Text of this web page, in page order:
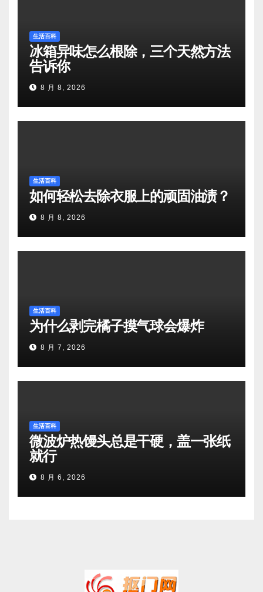
生活百科
冰箱异味怎么根除，三个天然方法
告诉你
8 月 8, 2026
生活百科
如何轻松去除衣服上的顽固油渍？
8 月 8, 2026
生活百科
为什么剥完橘子摸气球会爆炸
8 月 7, 2026
生活百科
微波炉热馒头总是干硬，盖一张纸
就行
8 月 6, 2026